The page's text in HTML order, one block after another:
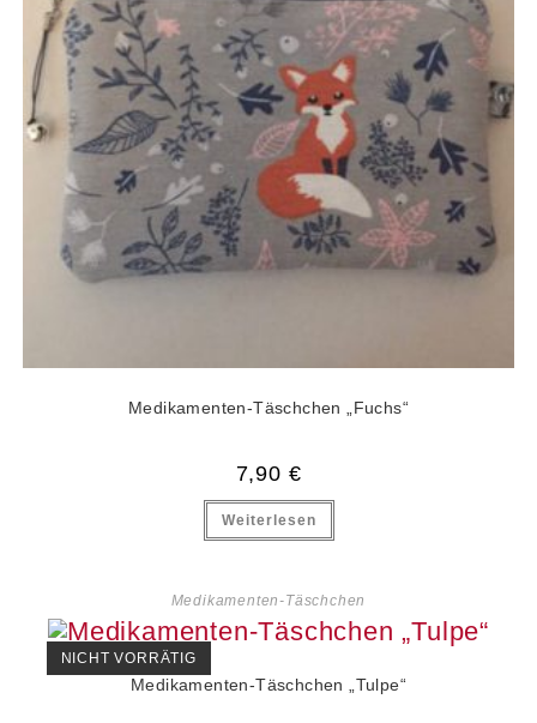
Medikamenten-Täschchen „Fuchs“
7,90 €
Weiterlesen
Medikamenten-Täschchen
NICHT VORRÄTIG
Medikamenten-Täschchen „Tulpe“